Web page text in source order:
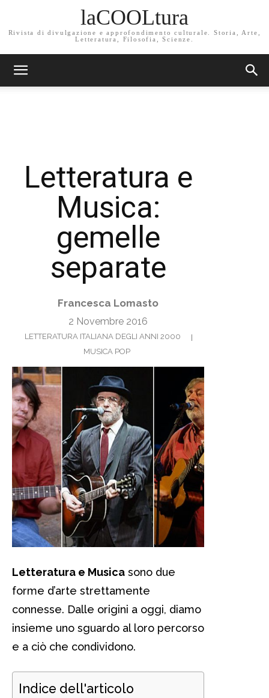
laCOOLtura
Rivista di divulgazione e approfondimento culturale. Storia, Arte,
Letteratura, Filosofia, Scienze.
Letteratura e
Musica:
gemelle
separate
Francesca Lomasto
2 Novembre 2016
LETTERATURA ITALIANA DEGLI ANNI 2000
MUSICA POP
Letteratura e Musica sono due
forme d’arte strettamente
connesse. Dalle origini a oggi, diamo
insieme uno sguardo al loro percorso
e a ciò che condividono.
Indice dell'articolo